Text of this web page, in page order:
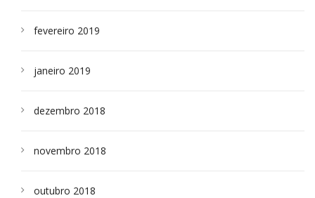
fevereiro 2019
janeiro 2019
dezembro 2018
novembro 2018
outubro 2018